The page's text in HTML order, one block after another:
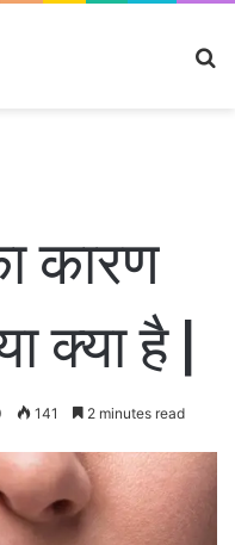
कारण
क्या है |
141 2 minutes read